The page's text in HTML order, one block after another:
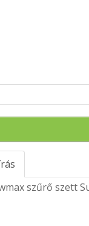
szűrő szett